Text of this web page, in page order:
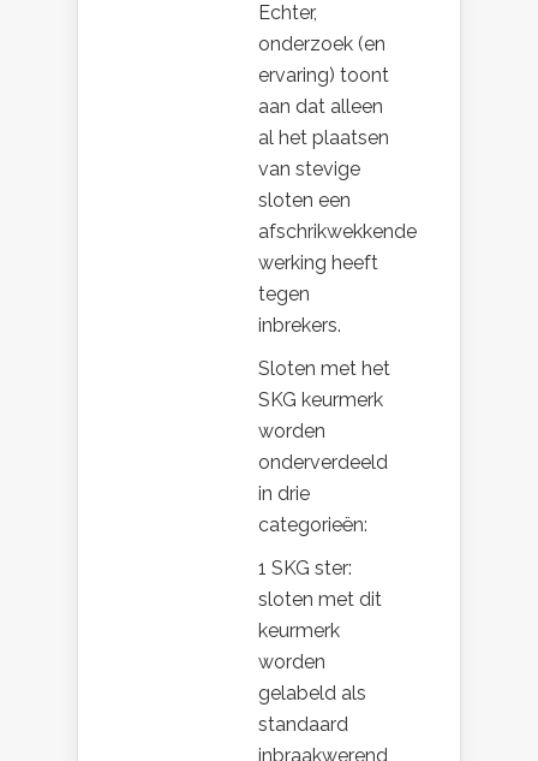
Echter,
onderzoek (en
ervaring) toont
aan dat alleen
al het plaatsen
van stevige
sloten een
afschrikwekkende
werking heeft
tegen
inbrekers.
Sloten met het
SKG keurmerk
worden
onderverdeeld
in drie
categorieën:
1 SKG ster:
sloten met dit
keurmerk
worden
gelabeld als
standaard
inbraakwerend